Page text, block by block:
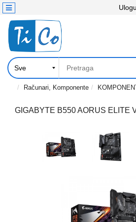
KATEGORIJE
Računari,
Komponente
Laptop
tablet
Kontakt
Računari, Komponente
GIGABYTE B550 AORUS ELITE